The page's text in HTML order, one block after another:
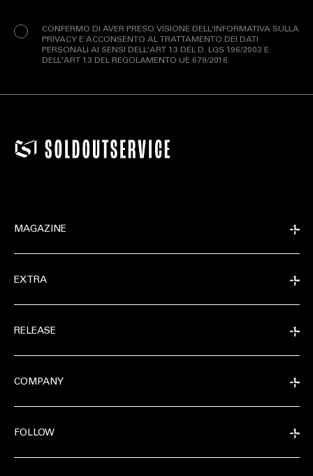
CONFERMO DI AVER PRESO VISIONE DELL'INFORMATIVA SULLA
PRIVACY E ACCONSENTO AL TRATTAMENTO DEI DATI
PERSONALI AI SENSI DELL'ART 13 DEL D. LGS 196/2003 E
DELL'ART 13 DEL REGOLAMENTO UE 679/2016.
MAGAZINE
EXTRA
RELEASE
COMPANY
FOLLOW